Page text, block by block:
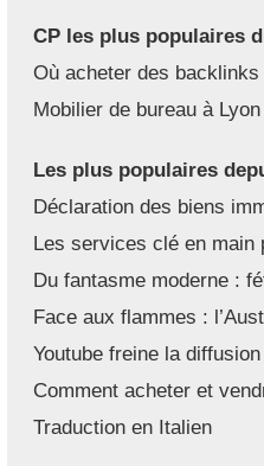
CP les plus populaires
Où acheter des
Mobilier de bureau à Lyon
Les plus populaires
Déclaration des biens
Les services clé en main
Du fantasme moderne :
Face aux flammes :
Youtube freine la
Comment acheter et
Traduction en Italien